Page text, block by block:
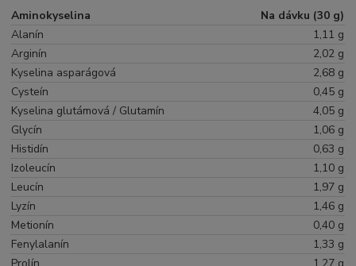
Aminokyselina
Na dávku (30 g)
Alanín
1,11 g
Arginín
2,02 g
Kyselina asparágová
2,68 g
Cysteín
0,45 g
Kyselina glutámová / Glutamín
4,05 g
Glycín
1,06 g
Histidín
0,63 g
Izoleucín
1,10 g
Leucín
1,97 g
Lyzín
1,46 g
Metionín
0,40 g
Fenylalanín
1,33 g